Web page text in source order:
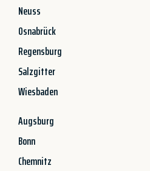
Neuss
Osnabrück
Regensburg
Salzgitter
Wiesbaden
Augsburg
Bonn
Chemnitz